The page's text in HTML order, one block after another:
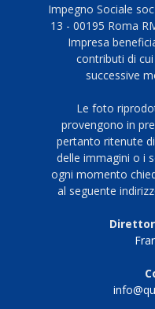
Impegno Sociale
13 - 00195 Roma
Impresa
contributi di
successive
Le foto
provengono in
pertanto ritenute
delle immagini o i
ogni momento
al seguente